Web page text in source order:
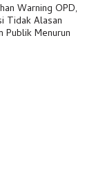
Warning OPD,
Tidak Alasan
Publik Menurun